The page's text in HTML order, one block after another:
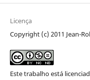
Licença
Copyright (c) 2011 Jean-
Este trabalho está